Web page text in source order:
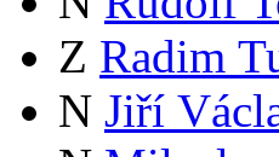
Z Radim
N Jiří